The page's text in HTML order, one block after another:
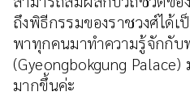
ถึงพิธีกรรมของราชวงศ์ได้เ
พาทุกคนมาทำความรู้จักกับ
(Gyeongbokgung
มากขึ้นค่ะ